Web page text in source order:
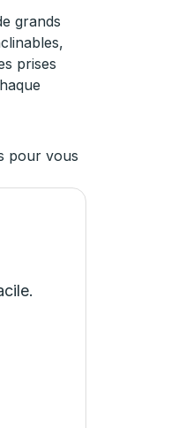
grands
prises
pour vous